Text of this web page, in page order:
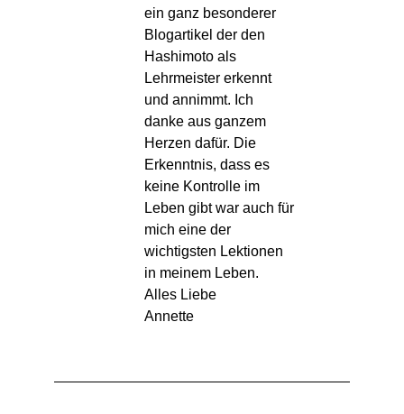
ein ganz besonderer
Blogartikel der den
Hashimoto als
Lehrmeister erkennt
und annimmt. Ich
danke aus ganzem
Herzen dafür. Die
Erkenntnis, dass es
keine Kontrolle im
Leben gibt war auch für
mich eine der
wichtigsten Lektionen
in meinem Leben.
Alles Liebe
Annette